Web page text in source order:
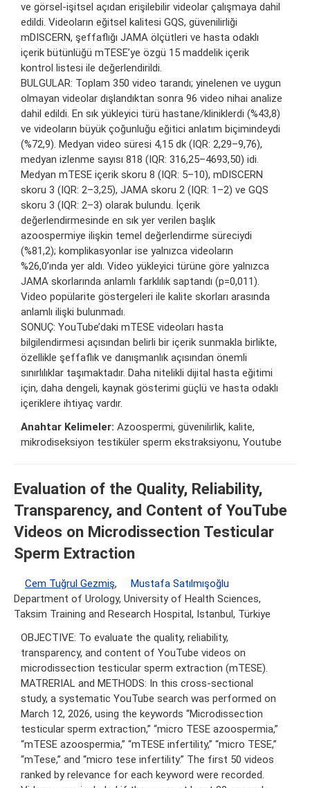
ve görsel-işitsel açıdan erişilebilir videolar çalışmaya dahil
edildi. Videoların eğitsel kalitesi GQS, güvenilirliği
mDISCERN, şeffaflığı JAMA ölçütleri ve hasta odaklı
içerik bütünlüğü mTESE’ye özgü 15 maddelik içerik
kontrol listesi ile değerlendirildi.
BULGULAR: Toplam 350 video tarandı; yinelenen ve uygun
olmayan videolar dışlandıktan sonra 96 video nihai analize
dahil edildi. En sık yükleyici türü hastane/kliniklerdi (%43,8)
ve videoların büyük çoğunluğu eğitici anlatım biçimindeydi
(%72,9). Medyan video süresi 4,15 dk (IQR: 2,29–9,76),
medyan izlenme sayısı 818 (IQR: 316,25–4693,50) idi.
Medyan mTESE içerik skoru 8 (IQR: 5–10), mDISCERN
skoru 3 (IQR: 2–3,25), JAMA skoru 2 (IQR: 1–2) ve GQS
skoru 3 (IQR: 2–3) olarak bulundu. İçerik
değerlendirmesinde en sık yer verilen başlık
azoospermiye ilişkin temel değerlendirme süreciydi
(%81,2); komplikasyonlar ise yalnızca videoların
%26,0’ında yer aldı. Video yükleyici türüne göre yalnızca
JAMA skorlarında anlamlı farklılık saptandı (p=0,011).
Video popülarite göstergeleri ile kalite skorları arasında
anlamlı ilişki bulunmadı.
SONUÇ: YouTube’daki mTESE videoları hasta
bilgilendirmesi açısından belirli bir içerik sunmakla birlikte,
özellikle şeffaflık ve danışmanlık açısından önemli
sınırlılıklar taşımaktadır. Daha nitelikli dijital hasta eğitimi
için, daha dengeli, kaynak gösterimi güçlü ve hasta odaklı
içeriklere ihtiyaç vardır.
Anahtar Kelimeler: Azoospermi, güvenilirlik, kalite,
mikrodiseksiyon testiküler sperm ekstraksiyonu, Youtube
Evaluation of the Quality, Reliability,
Transparency, and Content of YouTube
Videos on Microdissection Testicular
Sperm Extraction
Cem Tuğrul Gezmiş,
Mustafa Satılmışoğlu
Department of Urology, University of Health Sciences,
Taksim Training and Research Hospital, Istanbul, Türkiye
OBJECTIVE: To evaluate the quality, reliability,
transparency, and content of YouTube videos on
microdissection testicular sperm extraction (mTESE).
MATRERIAL and METHODS: In this cross-sectional
study, a systematic YouTube search was performed on
March 12, 2026, using the keywords “Microdissection
testicular sperm extraction,” “micro TESE azoospermia,”
“mTESE azoospermia,” “mTESE infertility,” “micro TESE,”
“mTese,” and “micro tese infertility.” The first 50 videos
ranked by relevance for each keyword were recorded.